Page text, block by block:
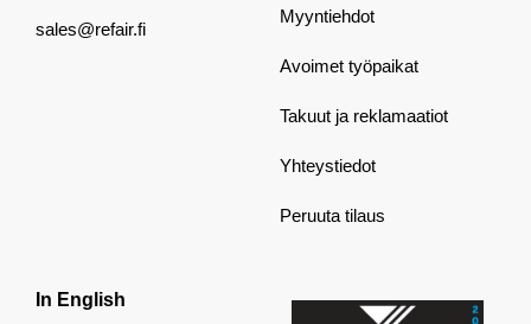
sales@refair.fi
Myyntiehdot
Avoimet työpaikat
Takuut ja reklamaatiot
Yhteystiedot
Peruuta tilaus
In English